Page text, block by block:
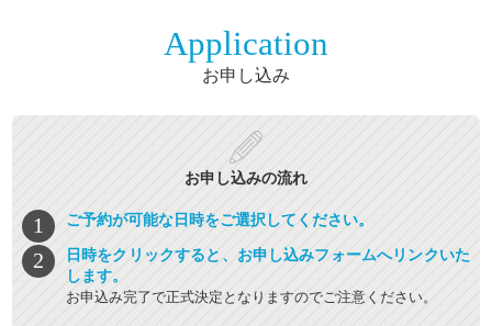
Application
お申し込み
お申し込みの流れ
ご予約が可能な日時をご選択してください。
日時をクリックすると、お申し込みフォームへリンクいた
します。
お申込み完了で正式決定となりますのでご注意ください。